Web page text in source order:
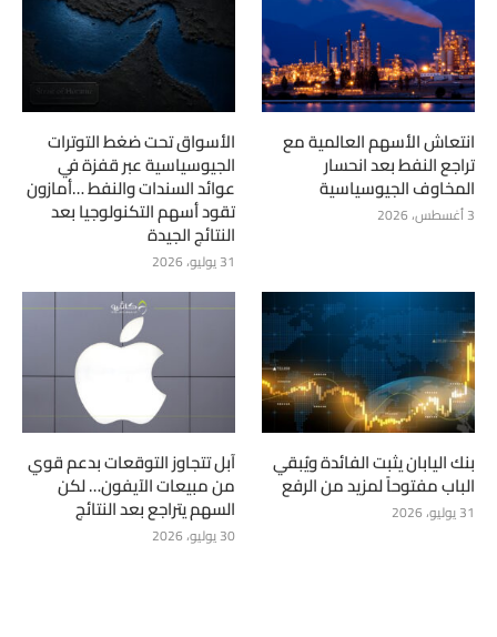
انتعاش الأسهم العالمية مع
تراجع النفط بعد انحسار
المخاوف الجيوسياسية
3 أغسطس، 2026
الأسواق تحت ضغط التوترات
الجيوسياسية عبر قفزة في
عوائد السندات والنفط …أمازون
تقود أسهم التكنولوجيا بعد
النتائج الجيدة
31 يوليو، 2026
بنك اليابان يثبت الفائدة ويُبقي
الباب مفتوحاً لمزيد من الرفع
31 يوليو، 2026
آبل تتجاوز التوقعات بدعم قوي
من مبيعات الآيفون… لكن
السهم يتراجع بعد النتائج
30 يوليو، 2026